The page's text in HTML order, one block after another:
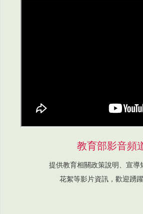
教育部影音頻
提供教育相關政策說明、宣導
花絮等影片資訊，歡迎踴躍